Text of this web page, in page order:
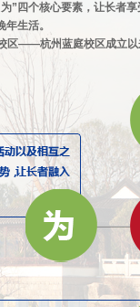
”四个核心要素，让长者
生活。
区——杭州蓝庭校区成立